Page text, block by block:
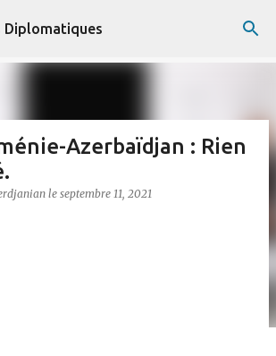
au contenu principal
Diplomatiques
Azerbaïdjan : Rien
le septembre 11, 2021